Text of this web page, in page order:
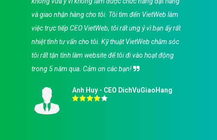
và giao nhận hàng cho tôi. Tôi tìm đến VietWeb làm
việc trực tiếp CEO VietWeb, tôi rất ưng ý vì bạn ấy rất
nhiệt tình tư vấn cho tôi. Kỹ thuật VietWeb chăm sóc
tôi rất tận tình làm website để tôi đi vào hoạt động
trong 5 năm qua. Cảm ơn các bạn!
Anh Huy - CEO DichVuGiaoHang